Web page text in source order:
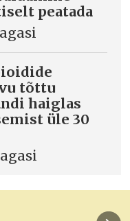
peatada
tõttu
haiglas
üle 30